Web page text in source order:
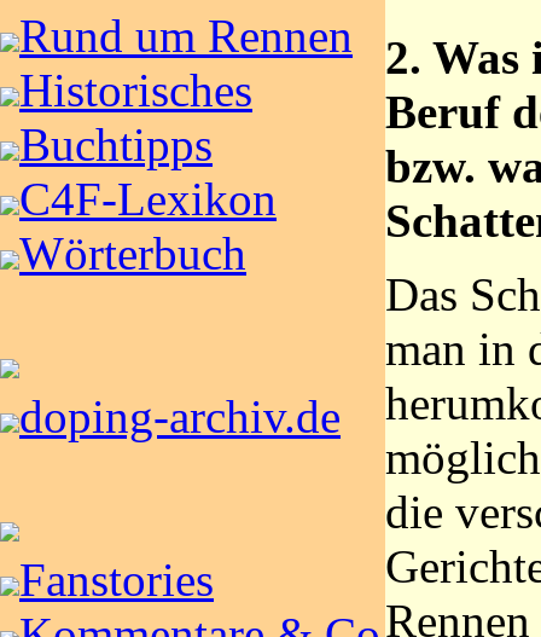
Rund um Rennen
Historisches
Buchtipps
C4F-Lexikon
Wörterbuch
doping-archiv.de
Fanstories
2. Was
Beruf
bzw.
Das
man in
die